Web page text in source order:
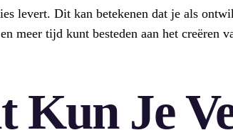
levert. Dit kan betekenen dat je als
meer tijd kunt besteden aan het creëren
Kun Je